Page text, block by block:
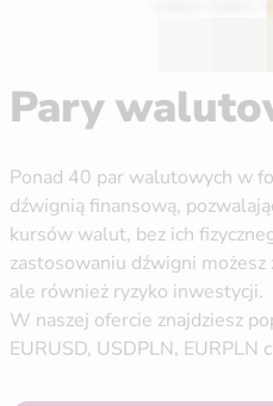
Pary
Ponad 40 par walutowych w
dźwignią finansową,
kursów walut, bez ich
zastosowaniu dźwigni
ale również ryzyko inwestycji.
W naszej ofercie znajdziesz
EURUSD, USDPLN, EURPLN